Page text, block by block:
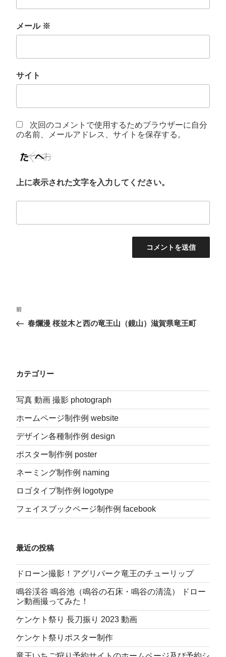
メール ※
サイト
次回のコメントで使用するためブラウザーに自分
の名前、メールアドレス、サイトを保存する。
上に表示された文字を入力してください。
投
稿
ー
シ
ョ
ン
前
の
前
春爛漫 桜並木と西の竜王山（鏡山）滋賀県竜王町
カテゴリー
写真 動画 撮影 photograph
ホームページ制作例 website
デザイン各種制作例 design
ポスター制作例 poster
ネーミング制作例 naming
ロゴタイプ制作例 logotype
フェイスブックページ制作例 facebook
最近の投稿
ドローン撮影！アグリパーク竜王のチューリップ
鳴谷渓谷 鳴谷池（鳴谷の石床・鳴谷の清流） ドロー
ン動画撮ってみた！
ケンケト祭り 長刀振り 2023 動画
ケンケト祭りポスター制作